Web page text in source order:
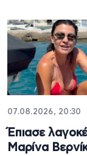
07.08.2026, 20:30
Έπιασε
Μαρίνα